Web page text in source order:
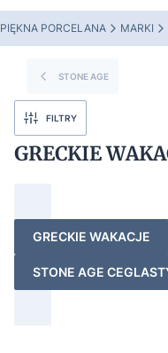
PIĘKNA PORCELANA MARKI
STONE AGE
FILTRY
GRECKIE
GRECKIE WAKACJE
STONE AGE